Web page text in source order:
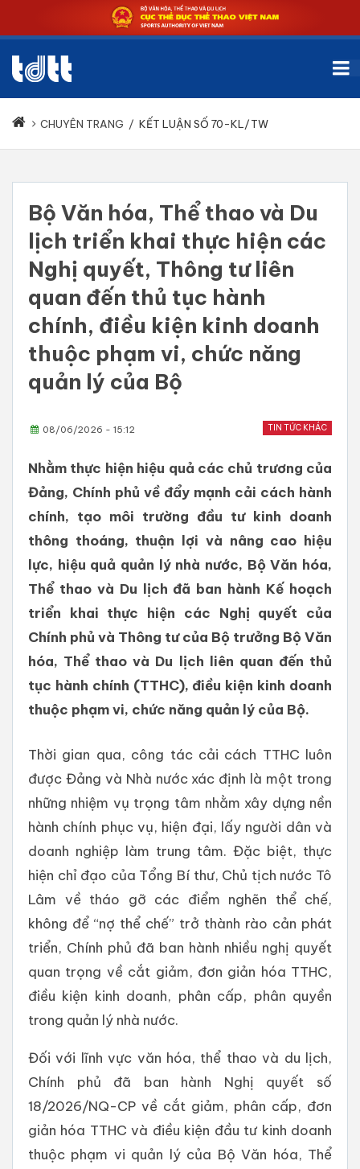
CHUYÊN TRANG / KẾT LUẬN SỐ 70-KL/TW
Bộ Văn hóa, Thể thao và Du
lịch triển khai thực hiện các
Nghị quyết, Thông tư liên
quan đến thủ tục hành
chính, điều kiện kinh doanh
thuộc phạm vi, chức năng
quản lý của Bộ
TIN TỨC KHÁC
08/06/2026 - 15:12
Nhằm thực hiện hiệu quả các chủ trương của
Đảng, Chính phủ về đẩy mạnh cải cách hành
chính, tạo môi trường đầu tư kinh doanh
thông thoáng, thuận lợi và nâng cao hiệu
lực, hiệu quả quản lý nhà nước, Bộ Văn hóa,
Thể thao và Du lịch đã ban hành Kế hoạch
triển khai thực hiện các Nghị quyết của
Chính phủ và Thông tư của Bộ trưởng Bộ Văn
hóa, Thể thao và Du lịch liên quan đến thủ
tục hành chính (TTHC), điều kiện kinh doanh
thuộc phạm vi, chức năng quản lý của Bộ.
Thời gian qua, công tác cải cách TTHC luôn
được Đảng và Nhà nước xác định là một trong
những nhiệm vụ trọng tâm nhằm xây dựng nền
hành chính phục vụ, hiện đại, lấy người dân và
doanh nghiệp làm trung tâm. Đặc biệt, thực
hiện chỉ đạo của Tổng Bí thư, Chủ tịch nước Tô
Lâm về tháo gỡ các điểm nghẽn thể chế,
không để “nợ thể chế” trở thành rào cản phát
triển, Chính phủ đã ban hành nhiều nghị quyết
quan trọng về cắt giảm, đơn giản hóa TTHC,
điều kiện kinh doanh, phân cấp, phân quyền
trong quản lý nhà nước.
Đối với lĩnh vực văn hóa, thể thao và du lịch,
Chính phủ đã ban hành Nghị quyết số
18/2026/NQ-CP về cắt giảm, phân cấp, đơn
giản hóa TTHC và điều kiện đầu tư kinh doanh
thuộc phạm vi quản lý của Bộ Văn hóa, Thể